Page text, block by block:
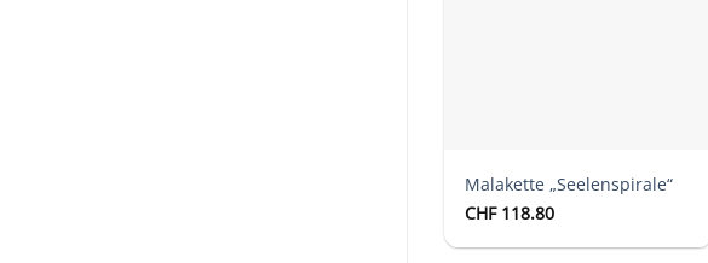
Malakette „Seelenspirale“
CHF118.80